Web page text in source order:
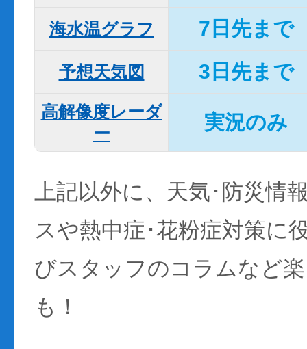
海水温グラフ 7日先まで
予想天気図 3日先まで
高解像度レーダ
ー
実況のみ
上記以外に、天気･防災情
スや熱中症･花粉症対策に
びスタッフのコラムなど
も！